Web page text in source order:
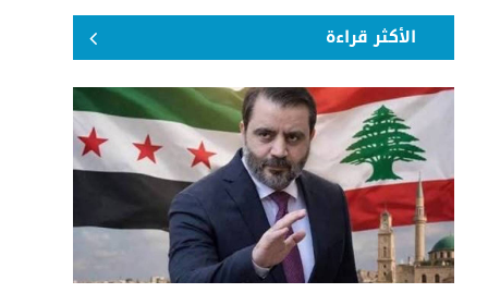
الأكثر قراءة